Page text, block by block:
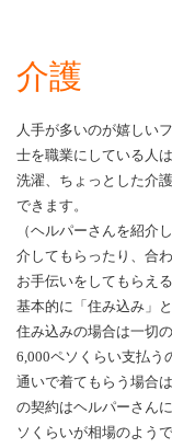
介護
人手が多いのが嬉しい
士を職業にしている人
洗濯、ちょっとした介
できます。
（ヘルパーさんを紹介
介してもらったり、合
お手伝いをしてもらえ
基本的に「住み込み」
住み込みの場合は一切
6,000ペソくらい支払う
通いで着てもらう場合
の契約はヘルパーさん
ソくらいが相場のようで